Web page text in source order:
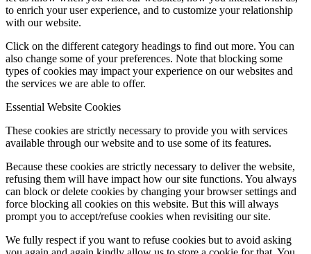
to enrich your user experience, and to customize your relationship
with our website.
Click on the different category headings to find out more. You can
also change some of your preferences. Note that blocking some
types of cookies may impact your experience on our websites and
the services we are able to offer.
Essential Website Cookies
These cookies are strictly necessary to provide you with services
available through our website and to use some of its features.
Because these cookies are strictly necessary to deliver the website,
refusing them will have impact how our site functions. You always
can block or delete cookies by changing your browser settings and
force blocking all cookies on this website. But this will always
prompt you to accept/refuse cookies when revisiting our site.
We fully respect if you want to refuse cookies but to avoid asking